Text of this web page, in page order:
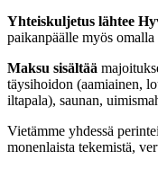
Yhteiskuljetus lähtee
paikanpäälle myös omalla
Maksu sisältää
täysihoidon (aamiainen,
iltapala), saunan,
Vietämme yhdessä
monenlaista tekemistä,